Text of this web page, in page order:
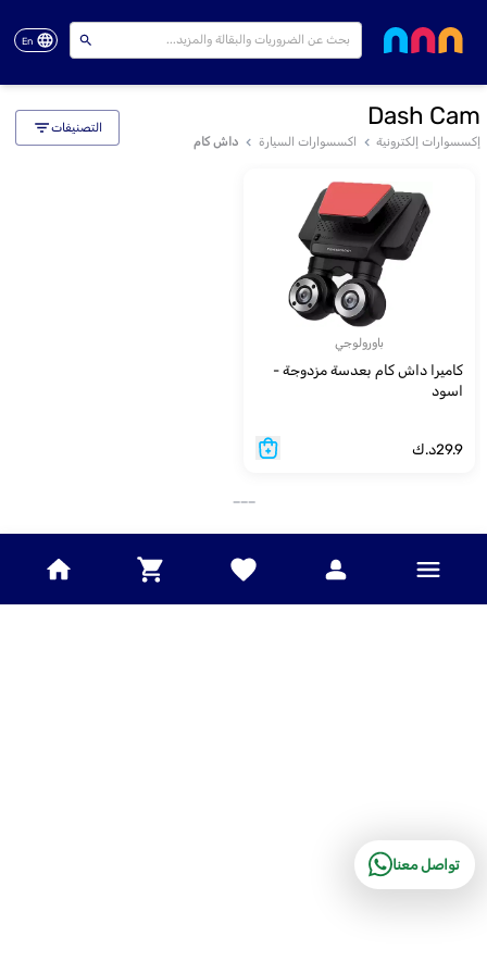
En
Dash Cam
إكسسوارات إلكترونية اكسسوارات السيارة داش كام
باورولوجي
كاميرا داش كام بعدسة مزدوجة -
اسود
29.9د.ك
التصنيفات
تواصل معنا